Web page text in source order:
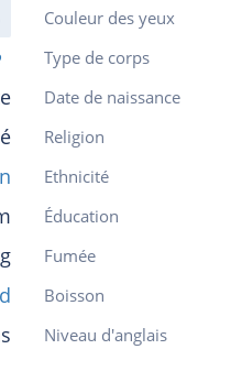
Couleur des yeux
Type de corps
Date de naissance
Religion
Ethnicité
Éducation
Fumée
Boisson
Niveau d'anglais